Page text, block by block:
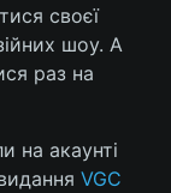
своєї
шоу. А
раз на
на акаунті
VGC